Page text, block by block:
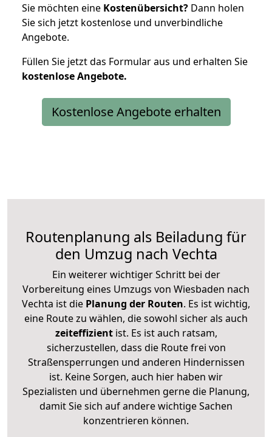
Sie möchten eine Kostenübersicht? Dann holen
Sie sich jetzt kostenlose und unverbindliche
Angebote.
Füllen Sie jetzt das Formular aus und erhalten Sie
kostenloseAngebote.
Kostenlose Angebote erhalten
Routenplanung als Beiladung für
den Umzug nach Vechta
Ein weiterer wichtiger Schritt bei der
Vorbereitung eines Umzugs von Wiesbaden nach
Vechta ist die Planung der Routen. Es ist wichtig,
eine Route zu wählen, die sowohl sicher als auch
zeiteffizientist. Es ist auch ratsam,
sicherzustellen, dass die Route frei von
Straßensperrungen und anderen Hindernissen
ist. Keine Sorgen, auch hier haben wir
Spezialisten und übernehmen gerne die Planung,
damit Sie sich auf andere wichtige Sachen
konzentrieren können.